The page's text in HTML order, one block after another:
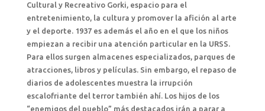
Cultural y Recreativo Gorki, espacio para el
entretenimiento, la cultura y promover la afición al arte
y el deporte. 1937 es además el año en el que los niños
empiezan a recibir una atención particular en la URSS.
Para ellos surgen almacenes especializados, parques de
atracciones, libros y películas. Sin embargo, el repaso de
diarios de adolescentes muestra la irrupción
escalofriante del terror también ahí. Los hijos de los
“enemigos del pueblo” más destacados irán a parar a